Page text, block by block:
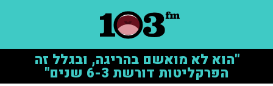
"הוא לא מואשם בהריגה, ובגלל זה
הפרקליטות דורשת 6-3 שנים"